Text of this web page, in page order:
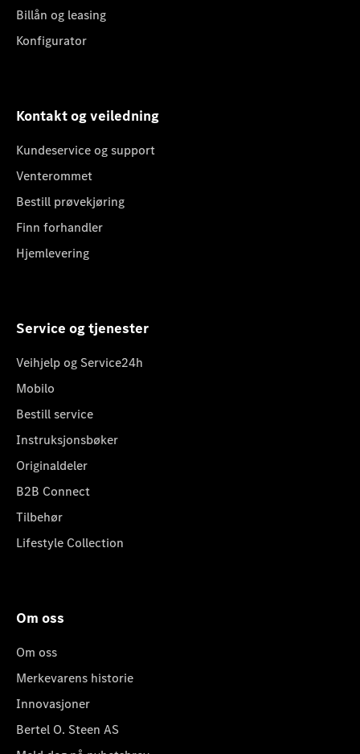
Billån og leasing
Konfigurator
Kontakt og veiledning
Kundeservice og support
Venterommet
Bestill prøvekjøring
Finn forhandler
Hjemlevering
Service og tjenester
Veihjelp og Service24h
Mobilo
Bestill service
Instruksjonsbøker
Originaldeler
B2B Connect
Tilbehør
Lifestyle Collection
Om oss
Om oss
Merkevarens historie
Innovasjoner
Bertel O. Steen AS